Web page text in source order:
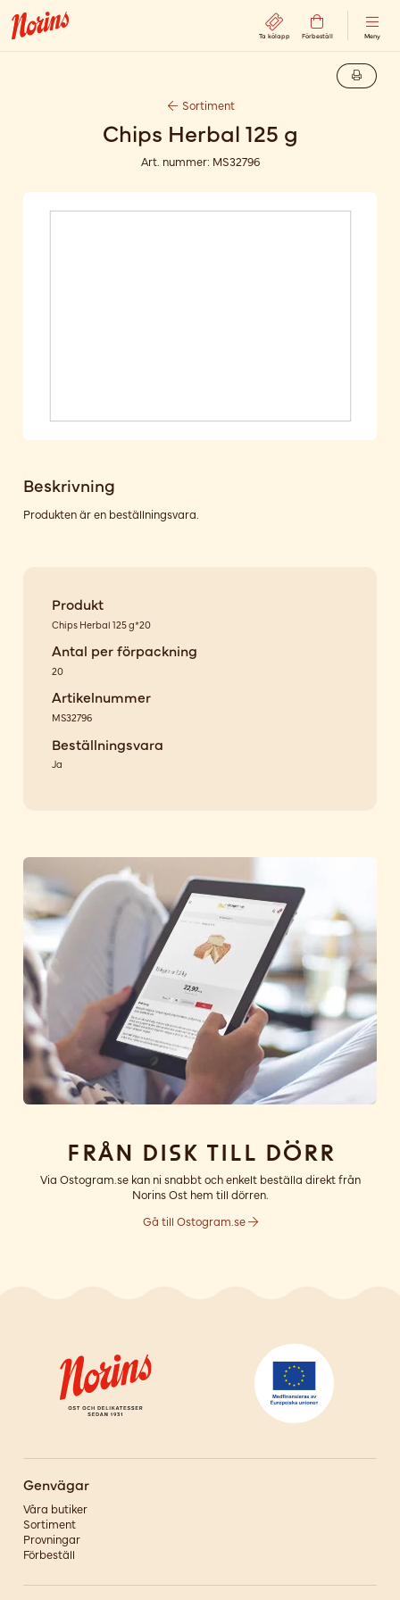
Ta kölapp Förbeställ Meny
Sortiment
Chips Herbal 125 g
Art. nummer: MS32796
Beskrivning
Produkten är en beställningsvara.
Produkt
Chips Herbal 125 g*20
Antal per förpackning
20
Artikelnummer
MS32796
Beställningsvara
Ja
Från disk till dörr
Via Ostogram.se kan ni snabbt och enkelt beställa direkt från
Norins Ost hem till dörren.
Gå till Ostogram.se
Genvägar
Våra butiker
Sortiment
Provningar
Förbeställ